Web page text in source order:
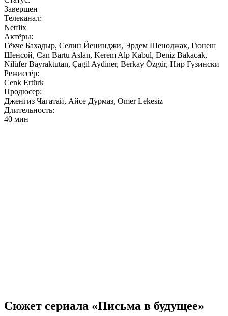
Завершен
Телеканал:
Netflix
Актёры:
Гёкче Бахадыр, Селин Йенинджи, Эрдем Шеноджак, Гюнеш
Шенсой, Can Bartu Aslan, Kerem Alp Kabul, Deniz Bakacak,
Nilüfer Bayraktutan, Çagil Aydiner, Berkay Özgür, Нир Гузински
Режиссёр:
Cenk Ertürk
Продюсер:
Дженгиз Чагатай, Айсе Дурмаз, Omer Lekesiz
Длительность:
40 мин
Сюжет сериала «Письма в будущее»